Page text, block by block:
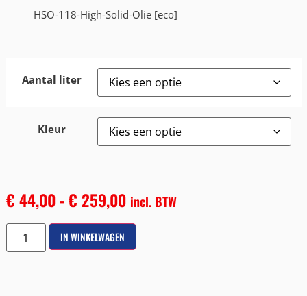
HSO-118-High-Solid-Olie [eco]
Aantal liter
Kleur
€ 44,00-€ 259,00 incl. BTW
IN WINKELWAGEN